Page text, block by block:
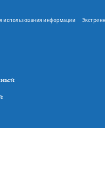
использования информации